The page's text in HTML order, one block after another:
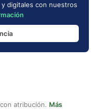
digitales con nuestros
atribución. Más